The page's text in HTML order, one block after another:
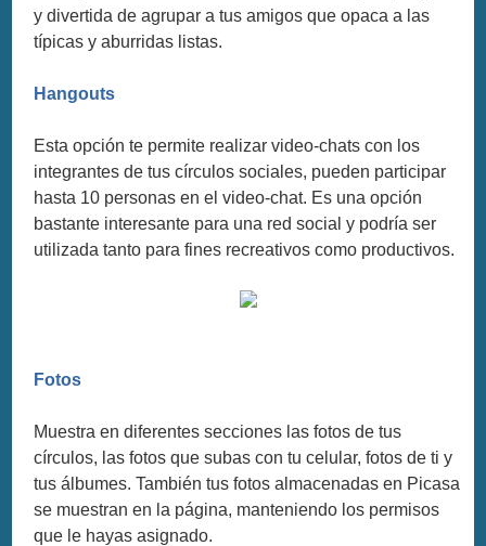
y divertida de agrupar a tus amigos que opaca a las
típicas y aburridas listas.
Hangouts
Esta opción te permite realizar video-chats con los
integrantes de tus círculos sociales, pueden participar
hasta 10 personas en el video-chat. Es una opción
bastante interesante para una red social y podría ser
utilizada tanto para fines recreativos como productivos.
Fotos
Muestra en diferentes secciones las fotos de tus
círculos, las fotos que subas con tu celular, fotos de ti y
tus álbumes. También tus fotos almacenadas en Picasa
se muestran en la página, manteniendo los permisos
que le hayas asignado.